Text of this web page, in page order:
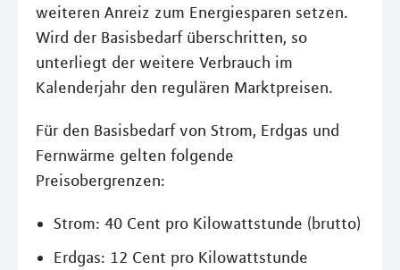
weiteren Anreiz zum Energiesparen setzen.
Wird der Basisbedarf überschritten, so
unterliegt der weitere Verbrauch im
Kalenderjahr den regulären Marktpreisen.
Für den Basisbedarf von Strom, Erdgas und
Fernwärme gelten folgende
Preisobergrenzen:
Strom: 40 Cent pro Kilowattstunde (brutto)
Erdgas: 12 Cent pro Kilowattstunde